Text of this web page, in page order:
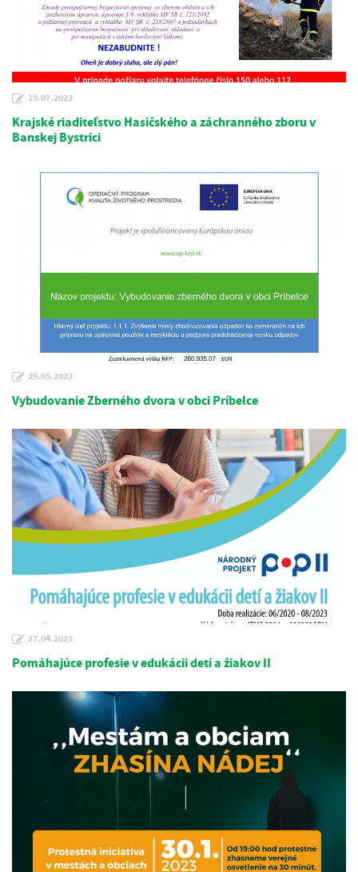
19.07.2023
Krajské riaditeľstvo Hasičského a záchranného zboru v
Banskej Bystrici
29.05.2023
Vybudovanie Zberného dvora v obci Príbelce
27.04.2023
Pomáhajúce profesie v edukácii detí a žiakov II